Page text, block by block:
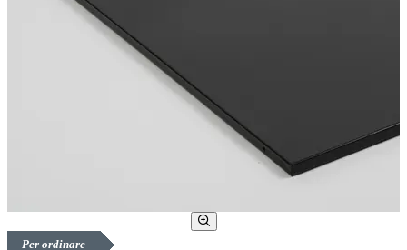
Per ordinare